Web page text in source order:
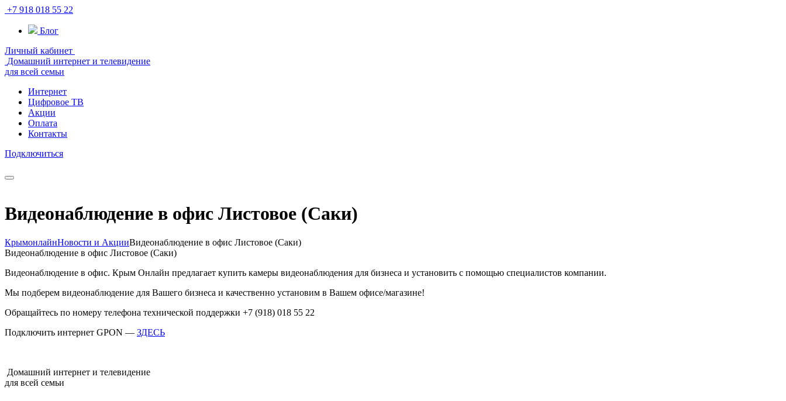
+7 918 018 55 22
Блог
Личный кабинет
Домашний интернет и телевидение
для всей семьи
Интернет
Цифровое ТВ
Акции
Оплата
Контакты
Подключиться
Видеонaблюдение в офис Листовое (Саки)
КрымонлайнНовости и АкцииВидеонaблюдение в офис Листовое (Саки)
Видеонaблюдение в офис Листовое (Саки)
Видеонаблюдение в офис. Крым Онлайн предлагает купить камеры видеонаблюдения для бизнеса и установить с помощью специалистов компании.
Мы подберем видеонаблюдение для Вашего бизнеса и качественно установим в Вашем офисе/магазине!
Обращайтесь по номеру телефона технической поддержки +7 (918) 018 55 22
Подключить интернет GPON — ЗДЕСЬ
Домашний интернет и телевидение
для всей семьи